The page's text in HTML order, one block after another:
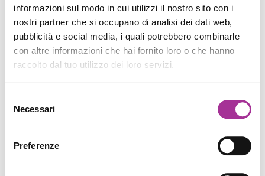
informazioni sul modo in cui utilizzi il nostro sito con i
nostri partner che si occupano di analisi dei dati web,
pubblicità e social media, i quali potrebbero combinarle
con altre informazioni che hai fornito loro o che hanno
raccolto dal tuo utilizzo dei loro servizi.
delNecessari
Preferenze